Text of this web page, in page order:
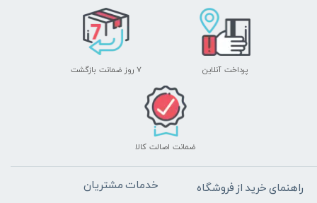
پرداخت آنلاین ۷ روز ضمانت بازگشت
ضمانت اصالت کالا
راهنمای خرید از فروشگاه خدمات مشتریان